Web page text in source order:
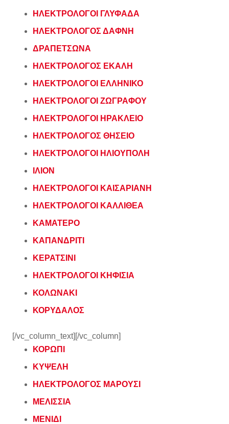
ΗΛΕΚΤΡΟΛΟΓΟΙ ΓΛΥΦΑΔΑ
ΗΛΕΚΤΡΟΛΟΓΟΣ ΔΑΦΝΗ
ΔΡΑΠΕΤΣΩΝΑ
ΗΛΕΚΤΡΟΛΟΓΟΣ ΕΚΑΛΗ
ΗΛΕΚΤΡΟΛΟΓΟΙ ΕΛΛΗΝΙΚΟ
ΗΛΕΚΤΡΟΛΟΓΟΙ ΖΩΓΡΑΦΟΥ
ΗΛΕΚΤΡΟΛΟΓΟΙ ΗΡΑΚΛΕΙΟ
ΗΛΕΚΤΡΟΛΟΓΟΣ ΘΗΣΕΙΟ
ΗΛΕΚΤΡΟΛΟΓΟΙ ΗΛΙΟΥΠΟΛΗ
ΙΛΙΟΝ
ΗΛΕΚΤΡΟΛΟΓΟΙ ΚΑΙΣΑΡΙΑΝΗ
ΗΛΕΚΤΡΟΛΟΓΟΙ ΚΑΛΛΙΘΕΑ
ΚΑΜΑΤΕΡΟ
ΚΑΠΑΝΔΡΙΤΙ
ΚΕΡΑΤΣΙΝΙ
ΗΛΕΚΤΡΟΛΟΓΟΙ ΚΗΦΙΣΙΑ
ΚΟΛΩΝΑΚΙ
ΚΟΡΥΔΑΛΟΣ
[/vc_column_text][/vc_column]
ΚΟΡΩΠΙ
ΚΥΨΕΛΗ
ΗΛΕΚΤΡΟΛΟΓΟΣ ΜΑΡΟΥΣΙ
ΜΕΛΙΣΣΙΑ
ΜΕΝΙΔΙ